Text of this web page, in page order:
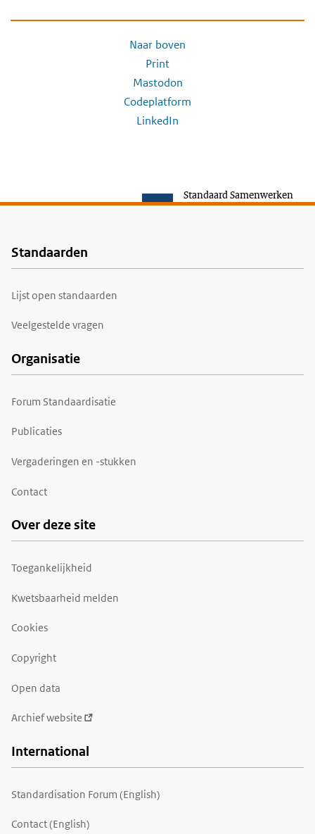
Naar boven
Print
Mastodon
Codeplatform
LinkedIn
Standaard Samenwerken
Voet
Standaarden
Lijst open standaarden
Veelgestelde vragen
Organisatie
Forum Standaardisatie
Publicaties
Vergaderingen en -stukken
Contact
Over deze site
Toegankelijkheid
Kwetsbaarheid melden
Cookies
Copyright
Open data
Archief website
International
Standardisation Forum (English)
Contact (English)